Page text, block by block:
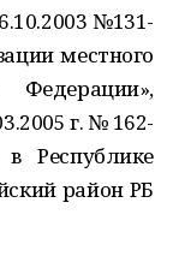
№131-
местного
Федерации»,
г. № 162-
Республике
район РБ